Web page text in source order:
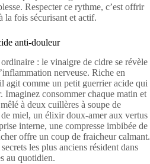
Respecter ce rythme, c’est offrir
la fois sécurisant et actif.
anti-douleur
: le vinaigre de cidre se révèle
nerveuse. Riche en
agit comme un petit guerrier acide qui
Imaginez consommer chaque matin et
à deux cuillères à soupe de
miel, un élixir doux-amer aux vertus
interne, une compresse imbibée de
offre un coup de fraicheur calmant.
les plus anciens résident dans
au quotidien.